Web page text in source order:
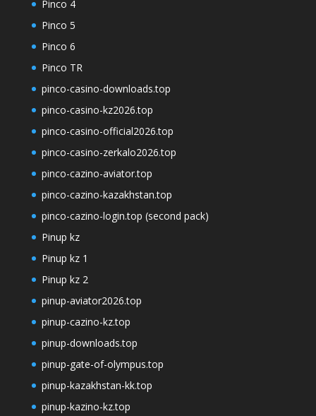
Pinco 4
Pinco 5
Pinco 6
Pinco TR
pinco-casino-downloads.top
pinco-casino-kz2026.top
pinco-casino-official2026.top
pinco-casino-zerkalo2026.top
pinco-cazino-aviator.top
pinco-cazino-kazakhstan.top
pinco-cazino-login.top (second pack)
Pinup kz
Pinup kz 1
Pinup kz 2
pinup-aviator2026.top
pinup-cazino-kz.top
pinup-downloads.top
pinup-gate-of-olympus.top
pinup-kazakhstan-kk.top
pinup-kazino-kz.top